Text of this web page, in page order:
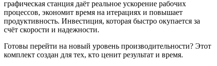
графическая станция даёт реальное ускорение рабочих
процессов, экономит время на итерациях и повышает
продуктивность. Инвестиция, которая быстро окупается за
счёт скорости и надежности.
Готовы перейти на новый уровень производительности? Этот
комплект создан для тех, кто ценит результат и время.